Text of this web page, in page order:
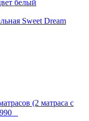
белый
Sweet Dream
(2 матраса с